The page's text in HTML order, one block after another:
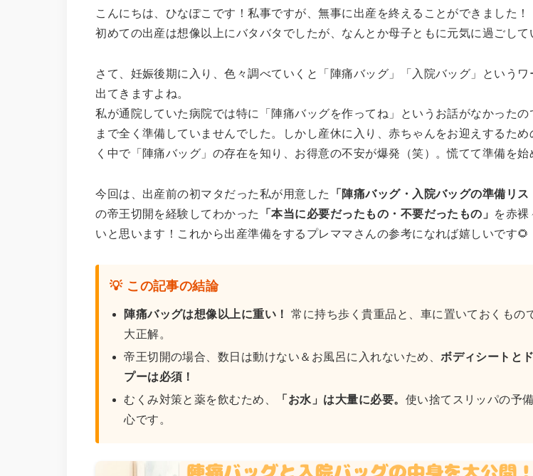
こんにちは、ひなぽこです！私事ですが、無事に出産を終えることができました！
初めての出産は想像以上にバタバタでしたが、なんとか母子ともに元気に過ごして
さて、妊娠後期に入り、色々調べていくと「陣痛バッグ」「入院バッグ」というワ
出てきますよね。
私が通院していた病院では特に「陣痛バッグを作ってね」というお話がなかったの
まで全く準備していませんでした。しかし産休に入り、赤ちゃんをお迎えするため
く中で「陣痛バッグ」の存在を知り、お得意の不安が爆発（笑）。慌てて準備を始
今回は、出産前の初マタだった私が用意した 「陣痛バッグ・入院バッグの準備リス
の帝王切開を経験してわかった
「本当に必要だったもの・不要だったもの」 を赤裸
いと思います！これから出産準備をするプレママさんの参考になれば嬉しいです🌻
💡 この記事の結論
陣痛バッグは想像以上に重い！
常に持ち歩く貴重品と、車に置いておくもの
大正解。
帝王切開の場合、数日は動けない＆お風呂に入れないため、ボディシートと
プーは必須！
むくみ対策と薬を飲むため、
「お水」は大量に必要。 使い捨てスリッパの予
心です。